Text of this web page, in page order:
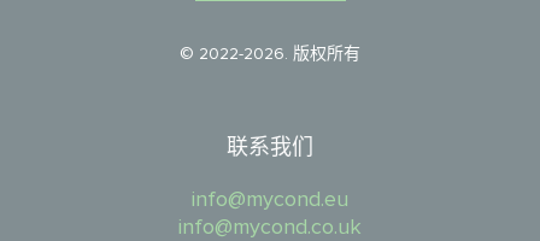
© 2022-2026. 版权所有
联系我们
info@mycond.eu
info@mycond.co.uk